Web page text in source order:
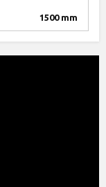
1500 mm